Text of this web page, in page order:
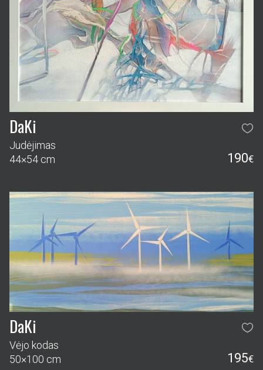
DaKi
Judėjimas
44×54 cm
190€
DaKi
Vėjo kodas
50×100 cm
195€